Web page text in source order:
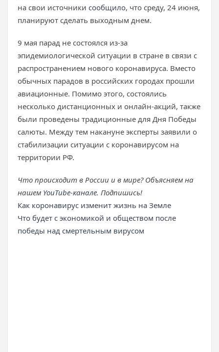
на свои источники сообщило, что среду, 24 июня,
планируют сделать выходным днем.
9 мая парад не состоялся из-за
эпидемиологической ситуации в стране в связи с
распространением нового коронавируса. Вместо
обычных парадов в российских городах прошли
авиационные. Помимо этого, состоялись
несколько дистанционных и онлайн-акций, также
были проведены традиционные для Дня Победы
салюты. Между тем накануне эксперты заявили о
стабилизации ситуации с коронавирусом на
территории РФ.
Что происходит в России и в мире? Объясняем на
нашем YouTube-канале. Подпишись!
Как коронавирус изменит жизнь на Земле
Что будет с экономикой и обществом после
победы над смертельным вирусом